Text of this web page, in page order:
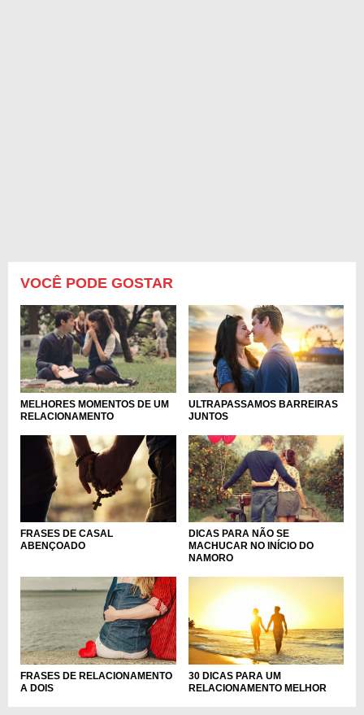
VOCÊ PODE GOSTAR
MELHORES MOMENTOS DE UM
RELACIONAMENTO
ULTRAPASSAMOS BARREIRAS
JUNTOS
FRASES DE CASAL
ABENÇOADO
DICAS PARA NÃO SE
MACHUCAR NO INÍCIO DO
NAMORO
FRASES DE RELACIONAMENTO
A DOIS
30 DICAS PARA UM
RELACIONAMENTO MELHOR